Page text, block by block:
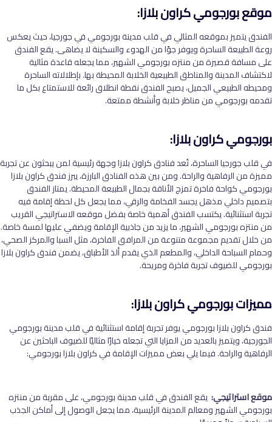
موقع بورجومي كراون بلازا:
الفندق يتميز بموقعه المثالي في قلب مدينة بورجومي في جورجيا، حيث يعكس
روعة الطبيعة الساحرة ويوفر جوًا من الهدوء والسكينة لا يضاهى. يقع الفندق
على مسافة قصيرة من منتزه بورجومي الشهير، مما يجعله قاعدة مثالية
لاكتشاف المدينة والمناطق الطبيعية الخلابة المحيطة بها. بإطلالاته الساحرة
ومحيطه الطبيعي الجميل، يصبح الفندق نقطة انطلاق رائعة للاستمتاع بكل ما
تقدمه بورجومي من مناظر خلابة وأنشطة ممتعة.
بورجومي كراون بلازا:
في قلب جورجيا الساحرة، تُعد فنادق كراون بلازا وجهة رئيسية لمن يبحثون عن تجربة
مميزة من الرفاهية والراحة. ومن بين هذه الفنادق البارزة، يبرز فندق كراون بلازا
بورجومي كواحة فاخرة تمزج الأناقة بجمال الطبيعة المحيطة. يمتاز الفندق
بتصميم داخلي مذهل يجسد الفخامة والرقي، مما يجعل كل لحظة إقامة فيه
تجربة استثنائية. يكتسب الفندق أهمية خاصة بفضل موقعه الاستراتيجي القريب
من منتزه بورجومي الشهير، ما يزيد من جاذبية الإقامة ويضفي عليها لمسة خاصة.
من خلال تقديم مجموعة متنوعة من المرافق الفاخرة، مثل السبا والمركز الصحي،
وحمام السباحة الداخلي، والمطعم الذي يقدم ألذ الأطباق، يضمن فندق كراون بلازا
بورجومي للضيوف تجربة فاخرة ومريحة.
مميزات بورجومي كراون بلازا:
فندق كراون بلازا بورجومي يوفر تجربة إقامة استثنائية في قلب مدينة بورجومي
الجورجية، ويتميز بالعديد من المزايا التي تجعله خيارًا مثاليًا للضيوف الباحثين عن
الرفاهية والراحة. فيما يلي بعض مميزات الإقامة في كراون بلازا بورجومي:
موقع استراتيجي: يقع الفندق في قلب مدينة بورجومي، على مقربة من منتزه
بورجومي الشهير ومعالم المدينة الرئيسية، مما يجعل الوصول إلى أماكن الجذب